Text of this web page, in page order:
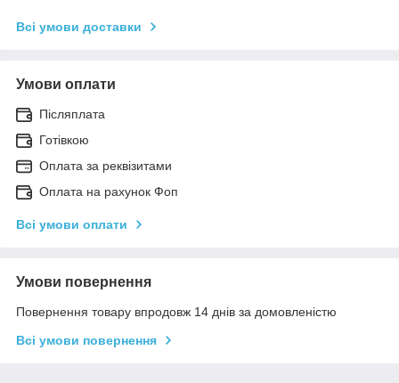
Всі умови доставки
Умови оплати
Післяплата
Готівкою
Оплата за реквізитами
Оплата на рахунок Фоп
Всі умови оплати
Умови повернення
Повернення товару впродовж 14 днів за домовленістю
Всі умови повернення